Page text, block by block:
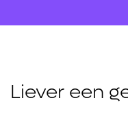
Liever een